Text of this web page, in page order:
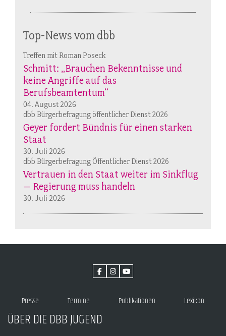
Top-News vom dbb
Treffen mit Roman Poseck
Schmitt: „Brauchen Bekenntnisse und
keine Angriffe auf das
Berufsbeamtentum“
04. August 2026
dbb Bürgerbefragung öffentlicher Dienst 2026
Geyer fordert Bündnis für einen starken
Staat
30. Juli 2026
dbb Bürgerbefragung Öffentlicher Dienst 2026
Vertrauen in den Staat weiter im Sinkflug
– Regierung muss handeln
30. Juli 2026
Presse Termine Publikationen Lexikon
ÜBER DIE DBB JUGEND